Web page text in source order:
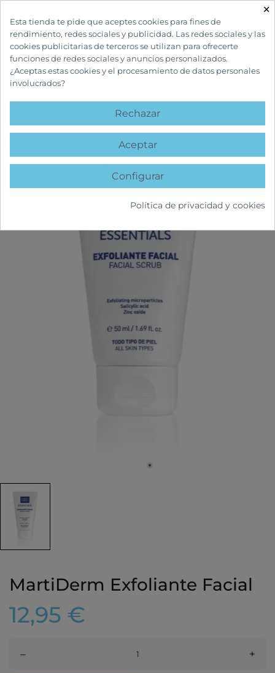
INICIO CUIDADOS FACIALES
favorite
MartiDerm Exfoliante Facial
12,95 €
– +
×
Esta tienda te pide que aceptes cookies para fines de
rendimiento, redes sociales y publicidad. Las redes sociales y las
cookies publicitarias de terceros se utilizan para ofrecerte
funciones de redes sociales y anuncios personalizados.
¿Aceptas estas cookies y el procesamiento de datos personales
involucrados?
Rechazar
Aceptar
Configurar
Política de privacidad y cookies